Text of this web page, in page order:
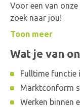
Voor een van
zoek naar jou!
Toon meer
Wat je van
Fulltime functie
Marktconform
Werken binnen